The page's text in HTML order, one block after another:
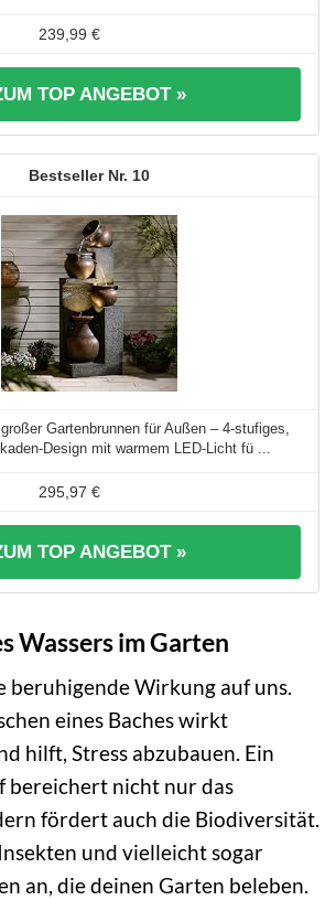
239,99 €
TOP ANGEBOT »
10
Gartenbrunnen für Außen – 4-stufiges,
Design mit warmem LED-Licht fü ...
295,97 €
TOP ANGEBOT »
Wassers im Garten
beruhigende Wirkung auf uns.
eines Baches wirkt
hilft, Stress abzubauen. Ein
bereichert nicht nur das
fördert auch die Biodiversität.
und vielleicht sogar
an, die deinen Garten beleben.